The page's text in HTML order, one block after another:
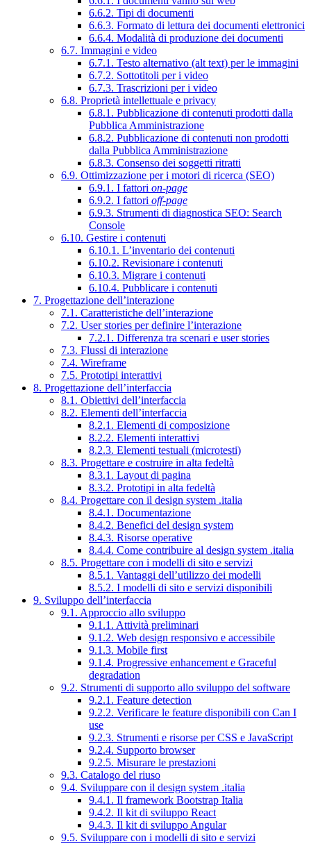
6.6.2. Tipi di documenti
6.6.3. Formato di lettura dei documenti elettronici
6.6.4. Modalità di produzione dei documenti
6.7. Immagini e video
6.7.1. Testo alternativo (alt text) per le immagini
6.7.2. Sottotitoli per i video
6.7.3. Trascrizioni per i video
6.8. Proprietà intellettuale e privacy
6.8.1. Pubblicazione di contenuti prodotti dalla
Pubblica Amministrazione
6.8.2. Pubblicazione di contenuti non prodotti
dalla Pubblica Amministrazione
6.8.3. Consenso dei soggetti ritratti
6.9. Ottimizzazione per i motori di ricerca (SEO)
6.9.1. I fattori on-page
6.9.2. I fattori off-page
6.9.3. Strumenti di diagnostica SEO: Search
Console
6.10. Gestire i contenuti
6.10.1. L’inventario dei contenuti
6.10.2. Revisionare i contenuti
6.10.3. Migrare i contenuti
6.10.4. Pubblicare i contenuti
7. Progettazione dell’interazione
7.1. Caratteristiche dell’interazione
7.2. User stories per definire l’interazione
7.2.1. Differenza tra scenari e user stories
7.3. Flussi di interazione
7.4. Wireframe
7.5. Prototipi interattivi
8. Progettazione dell’interfaccia
8.1. Obiettivi dell’interfaccia
8.2. Elementi dell’interfaccia
8.2.1. Elementi di composizione
8.2.2. Elementi interattivi
8.2.3. Elementi testuali (microtesti)
8.3. Progettare e costruire in alta fedeltà
8.3.1. Layout di pagina
8.3.2. Prototipi in alta fedeltà
8.4. Progettare con il design system .italia
8.4.1. Documentazione
8.4.2. Benefici del design system
8.4.3. Risorse operative
8.4.4. Come contribuire al design system .italia
8.5. Progettare con i modelli di sito e servizi
8.5.1. Vantaggi dell’utilizzo dei modelli
8.5.2. I modelli di sito e servizi disponibili
9. Sviluppo dell’interfaccia
9.1. Approccio allo sviluppo
9.1.1. Attività preliminari
9.1.2. Web design responsivo e accessibile
9.1.3. Mobile first
9.1.4. Progressive enhancement e Graceful
degradation
9.2. Strumenti di supporto allo sviluppo del software
9.2.1. Feature detection
9.2.2. Verificare le feature disponibili con Can I
use
9.2.3. Strumenti e risorse per CSS e JavaScript
9.2.4. Supporto browser
9.2.5. Misurare le prestazioni
9.3. Catalogo del riuso
9.4. Sviluppare con il design system .italia
9.4.1. Il framework Bootstrap Italia
9.4.2. Il kit di sviluppo React
9.4.3. Il kit di sviluppo Angular
9.5. Sviluppare con i modelli di sito e servizi